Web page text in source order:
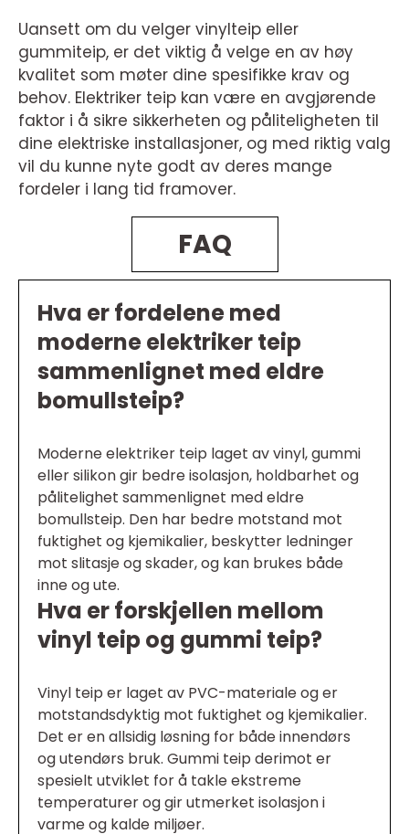
Uansett om du velger vinylteip eller
gummiteip, er det viktig å velge en av høy
kvalitet som møter dine spesifikke krav og
behov. Elektriker teip kan være en avgjørende
faktor i å sikre sikkerheten og påliteligheten til
dine elektriske installasjoner, og med riktig valg
vil du kunne nyte godt av deres mange
fordeler i lang tid framover.
FAQ
Hva er fordelene med
moderne elektriker teip
sammenlignet med eldre
bomullsteip?
Moderne elektriker teip laget av vinyl, gummi
eller silikon gir bedre isolasjon, holdbarhet og
pålitelighet sammenlignet med eldre
bomullsteip. Den har bedre motstand mot
fuktighet og kjemikalier, beskytter ledninger
mot slitasje og skader, og kan brukes både
inne og ute.
Hva er forskjellen mellom
vinyl teip og gummi teip?
Vinyl teip er laget av PVC-materiale og er
motstandsdyktig mot fuktighet og kjemikalier.
Det er en allsidig løsning for både innendørs
og utendørs bruk. Gummi teip derimot er
spesielt utviklet for å takle ekstreme
temperaturer og gir utmerket isolasjon i
varme og kalde miljøer.